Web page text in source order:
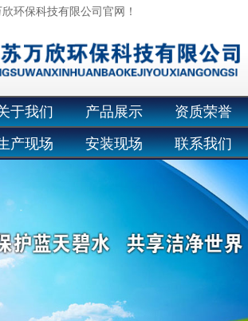
环保科技有限公司官网！
于我们 产品展示
资质荣誉
产现场 安装现场 联系我们